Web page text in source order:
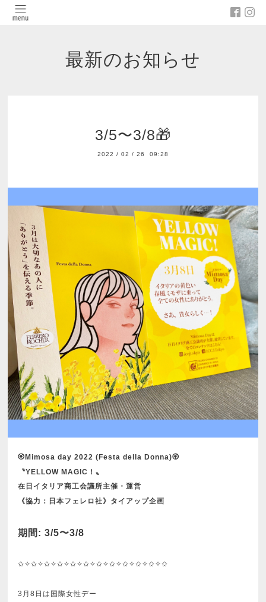
最新のお知らせ
3/5〜3/8🎁
2022 / 02 / 26 09:28
🏵Mimosa day 2022 (Festa della Donna)🏵
〝YELLOW MAGIC！〟
在日イタリア商工会議所主催・運営
《協力：日本フェレロ社》タイアップ企画
期間: 3/5〜3/8
✩✧✩✧✩✧✩✧✩✧✩✧✩✧✩✧✩✧✩✧✩✧✩
3月8日は国際女性デー